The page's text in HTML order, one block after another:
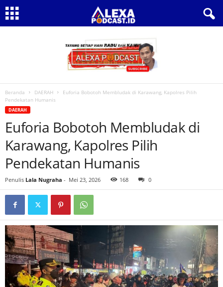
Beranda DAERAH
Euforia Bobotoh Membludak di Karawang, Kapolres Pilih
Pendekatan Humanis
DAERAH
Euforia Bobotoh Membludak di
Karawang, Kapolres Pilih
Pendekatan Humanis
Penulis Lala Nugraha - Mei 23, 2026 168 0